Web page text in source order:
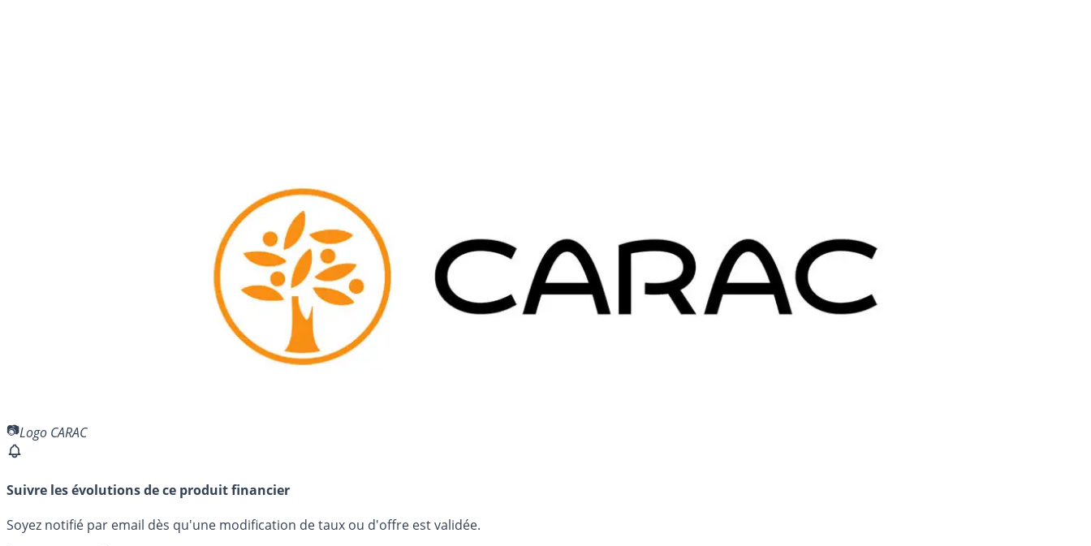
Logo CARAC
Suivre les évolutions de ce produit financier
Soyez notifié par email dès qu'une modification de taux ou d'offre est validée.